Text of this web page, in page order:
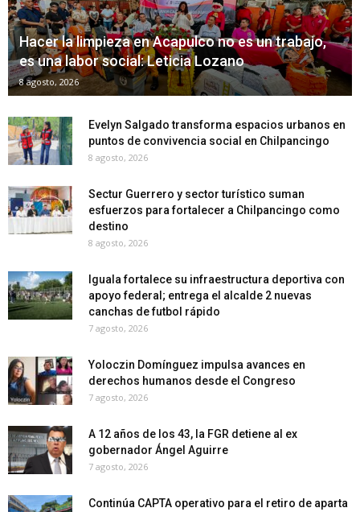
Hacer la limpieza en Acapulco no es un trabajo,
es una labor social: Leticia Lozano
8 agosto, 2026
Evelyn Salgado transforma espacios urbanos en
puntos de convivencia social en Chilpancingo
8 agosto, 2026
Sectur Guerrero y sector turístico suman
esfuerzos para fortalecer a Chilpancingo como
destino
8 agosto, 2026
Iguala fortalece su infraestructura deportiva con
apoyo federal; entrega el alcalde 2 nuevas
canchas de futbol rápido
7 agosto, 2026
Yoloczin Domínguez impulsa avances en
derechos humanos desde el Congreso
7 agosto, 2026
A 12 años de los 43, la FGR detiene al ex
gobernador Ángel Aguirre
7 agosto, 2026
Continúa CAPTA operativo para el retiro de aparta